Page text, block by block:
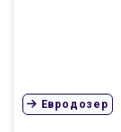
Евродозер